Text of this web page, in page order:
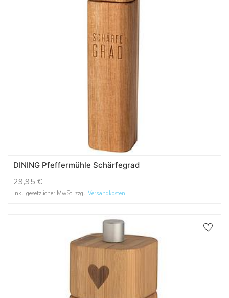
DINING Pfeffermühle Schärfegrad
29,95 €
Inkl. gesetzlicher MwSt. zzgl. Versandkosten